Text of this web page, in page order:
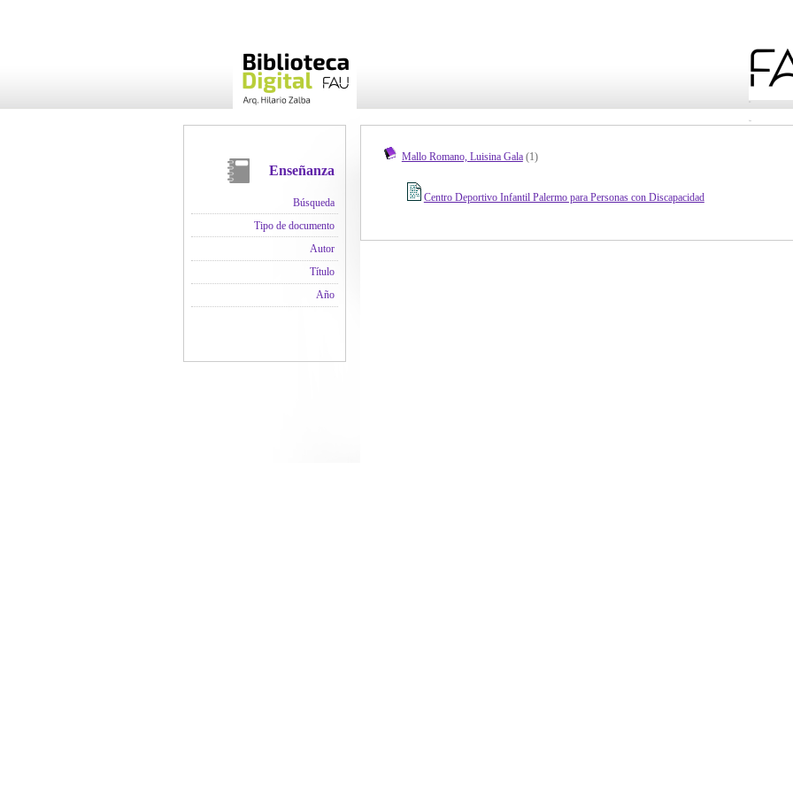
Enseñanza
Búsqueda
Tipo de documento
Autor
Título
Año
Mallo Romano, Luisina Gala(1)
Centro Deportivo Infantil Palermo para Personas con Discapacidad